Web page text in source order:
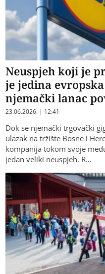
Neuspjeh koji je
je jedina
njemački lanac
23.06.2026. | 12:41
Dok se njemački trgovački
ulazak na tržište Bosne i
kompanija tokom svoje
jedan veliki neuspjeh. R…